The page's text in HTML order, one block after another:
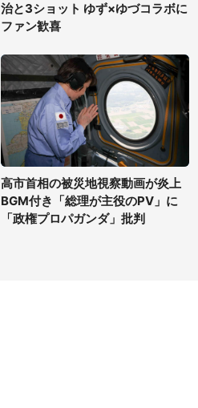
治と3ショット ゆず×ゆづコラボに
ファン歓喜
高市首相の被災地視察動画が炎上
BGM付き「総理が主役のPV」に
「政権プロパガンダ」批判